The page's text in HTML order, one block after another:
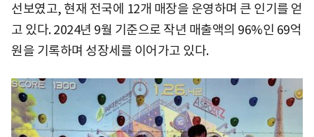
선보였고, 현재 전국에 12개 매장을 운영하며 큰 인기를 얻
고 있다. 2024년 9월 기준으로 작년 매출액의 96%인 69억
원을 기록하며 성장세를 이어가고 있다.